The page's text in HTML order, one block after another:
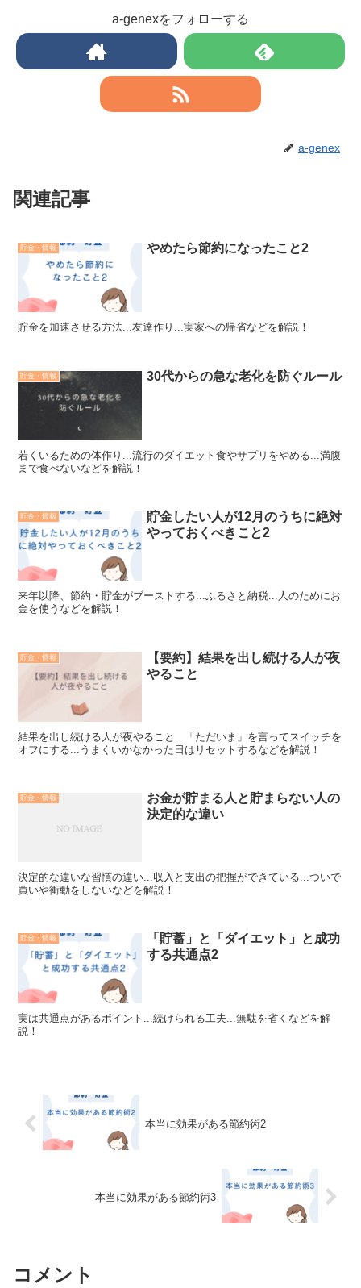
a-genexをフォローする
a-genex
関連記事
貯金・情報 やめたら節約になったこと2
貯金を加速させる方法...友達作り...実家への帰省などを解説！
貯金・情報 30代からの急な老化を防ぐルール
若くいるための体作り...流行のダイエット食やサプリをやめる...満腹
まで食べないなどを解説！
貯金・情報
貯金したい人が12月のうちに絶対
やっておくべきこと2
来年以降、節約・貯金がブーストする...ふるさと納税...人のためにお
金を使うなどを解説！
貯金・情報
【要約】結果を出し続ける人が夜
やること
結果を出し続ける人が夜やること...「ただいま」を言ってスイッチを
オフにする...うまくいかなかった日はリセットするなどを解説！
貯金・情報
お金が貯まる人と貯まらない人の
決定的な違い
決定的な違いな習慣の違い...収入と支出の把握ができている...ついで
買いや衝動をしないなどを解説！
貯金・情報
「貯蓄」と「ダイエット」と成功
する共通点2
実は共通点があるポイント...続けられる工夫...無駄を省くなどを解
説！
本当に効果がある節約術2
本当に効果がある節約術3
コメント